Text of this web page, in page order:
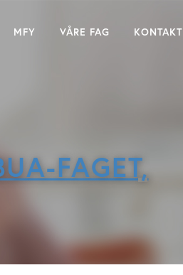
MFY VÅRE FAG KONTAKT
FAGET,